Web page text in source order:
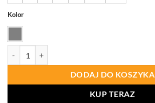
Kolor
DODAJ DO KOSZYKA
KUP TERAZ